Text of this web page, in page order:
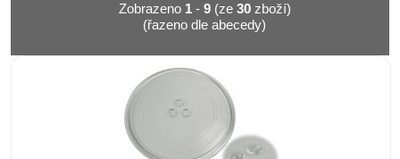
Zobrazeno 1- 9(ze 30zboží)
(řazeno dle abecedy)